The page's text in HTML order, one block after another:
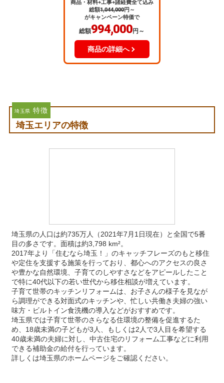
商品・材料+工事+諸経費全て込み
総額1,044,000円～
がキャンペーン特価で
総額994,000円～
商品の詳細へ
埼玉県 特徴
埼玉エリアの特徴
埼玉県の人口は約735万人（2021年7月1日現在）と全国で5番
目の多さです。面積は約3,798 km²。
2017年より「住むなら埼玉！」のキャッチフレーズのもと移住
や定住を支援する施策を行っており、都心へのアクセスの良さ
や豊かな自然環境、子育てのしやすさなどをアピールしたこと
で特に40代以下の若い世代から移住相談が増えています。
子育て世帯のキッチンリフォームは、お子さんの様子を見なが
ら調理ができる対面式のキッチンや、忙しい共働き夫婦の強い
味方・ビルトイン食洗機の導入などがおすすめです。
埼玉県では子育て世帯のさらなる住環境の整備を促進するた
め、18歳未満の子どもが3人、もしくは2人で3人目を希望する
40歳未満の夫婦に対し、中古住宅のリフォーム工事などに利用
できる補助金の給付を行っています。
詳しくは埼玉県のホームページをご確認ください。